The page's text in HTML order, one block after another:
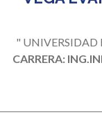
" UNIVERSIDAD
CARRERA: